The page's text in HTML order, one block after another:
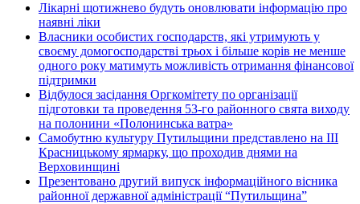
Лікарні щотижнево будуть оновлювати інформацію про
наявні ліки
Власники особистих господарств, які утримують у
своєму домогосподарстві трьох і більше корів не менше
одного року матимуть можливість отримання фінансової
підтримки
Відбулося засідання Оргкомітету по організації
підготовки та проведення 53-го районного свята виходу
на полонини «Полонинська ватра»
Самобутню культуру Путильщини представлено на ІІІ
Красницькому ярмарку, що проходив днями на
Верховинщині
Презентовано другий випуск інформаційного вісника
районної державної адміністрації “Путильщина”